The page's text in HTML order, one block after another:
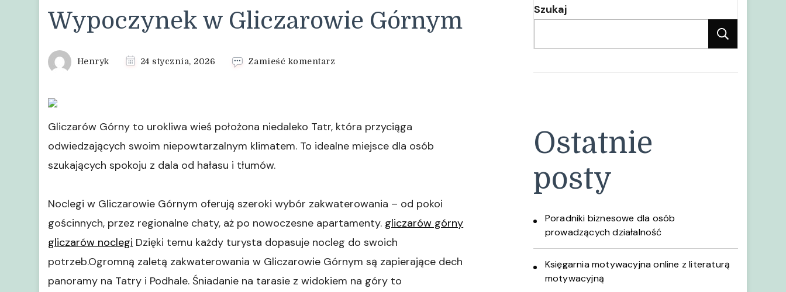
Wypoczynek w Gliczarowie Górnym
Henryk 24 stycznia, 2026 Zamieść komentarz
Górnym
Gliczarów Górny to urokliwa wieś położona niedaleko Tatr, która przyciąga
odwiedzających swoim niepowtarzalnym klimatem. To idealne miejsce dla osób
szukających spokoju z dala od hałasu i tłumów.
Noclegi w Gliczarowie Górnym oferują szeroki wybór zakwaterowania – od pokoi
gościnnych, przez regionalne chaty, aż po nowoczesne apartamenty. gliczarów górny
gliczarów noclegi Dzięki temu każdy turysta dopasuje nocleg do swoich
potrzeb.Ogromną zaletą zakwaterowania w Gliczarowie Górnym są zapierające dech
panoramy na Tatry i Podhale. Śniadanie na tarasie z widokiem na góry to
Szukaj
Ostatnie
posty
Poradniki biznesowe dla osób
prowadzących działalność
Księgarnia motywacyjna online z literaturą
motywacyjną